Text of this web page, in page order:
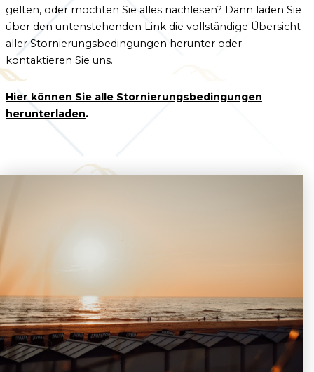
gelten, oder möchten Sie alles nachlesen? Dann laden Sie
über den untenstehenden Link die vollständige Übersicht
aller Stornierungsbedingungen herunter oder
kontaktieren Sie uns.
Hier können Sie alle Stornierungsbedingungen
herunterladen.